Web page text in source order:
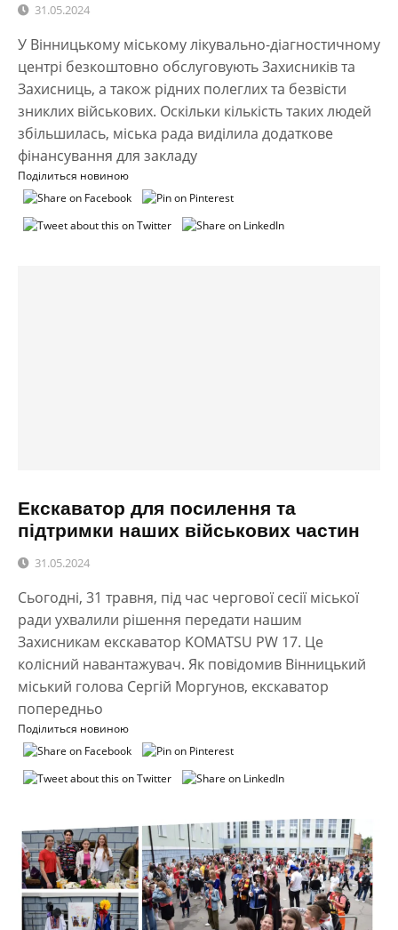
31.05.2024
У Вінницькому міському лікувально-діагностичному
центрі безкоштовно обслуговують Захисників та
Захисниць, а також рідних полеглих та безвісти
зниклих військових. Оскільки кількість таких людей
збільшилась, міська рада виділила додаткове
фінансування для закладу
Поділиться новиною
Екскаватор для посилення та
підтримки наших військових частин
31.05.2024
Сьогодні, 31 травня, під час чергової сесії міської
ради ухвалили рішення передати нашим
Захисникам екскаватор KOMATSU PW 17. Це
колісний навантажувач. Як повідомив Вінницький
міський голова Сергій Моргунов, екскаватор
попередньо
Поділиться новиною